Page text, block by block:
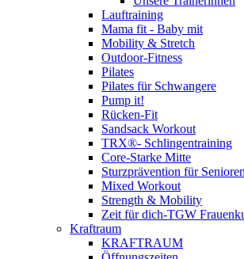
Lauftraining
Mama fit - Baby mit
Mobility & Stretch
Outdoor-Fitness
Pilates
Pilates für Schwangere
Pump it!
Rücken-Fit
Sandsack Workout
TRX®- Schlingentraining
Core-Starke Mitte
Sturzprävention für Senioren
Mixed Workout
Strength & Mobility
Zeit für dich-TGW
Kraftraum
KRAFTRAUM